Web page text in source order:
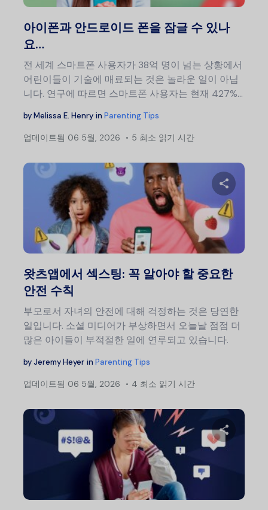
아이폰과 안드로이드 폰을 잠글 수 있나
요…
전 세계 스마트폰 사용자가 38억 명이 넘는 상황에서
어린이들이 기술에 매료되는 것은 놀라운 일이 아닙
니다. 연구에 따르면 스마트폰 사용자는 현재 427%...
byMelissa E. Henry in Parenting Tips
업데이트됨 06 5월, 2026 5 최소 읽기 시간
이 글
왓츠앱에서 섹스팅: 꼭 알아야 할 중요한
안전 수칙
부모로서 자녀의 안전에 대해 걱정하는 것은 당연한
일입니다. 소셜 미디어가 부상하면서 오늘날 점점 더
많은 아이들이 부적절한 일에 연루되고 있습니다.
byJeremy Heyer in Parenting Tips
업데이트됨 06 5월, 2026 4 최소 읽기 시간